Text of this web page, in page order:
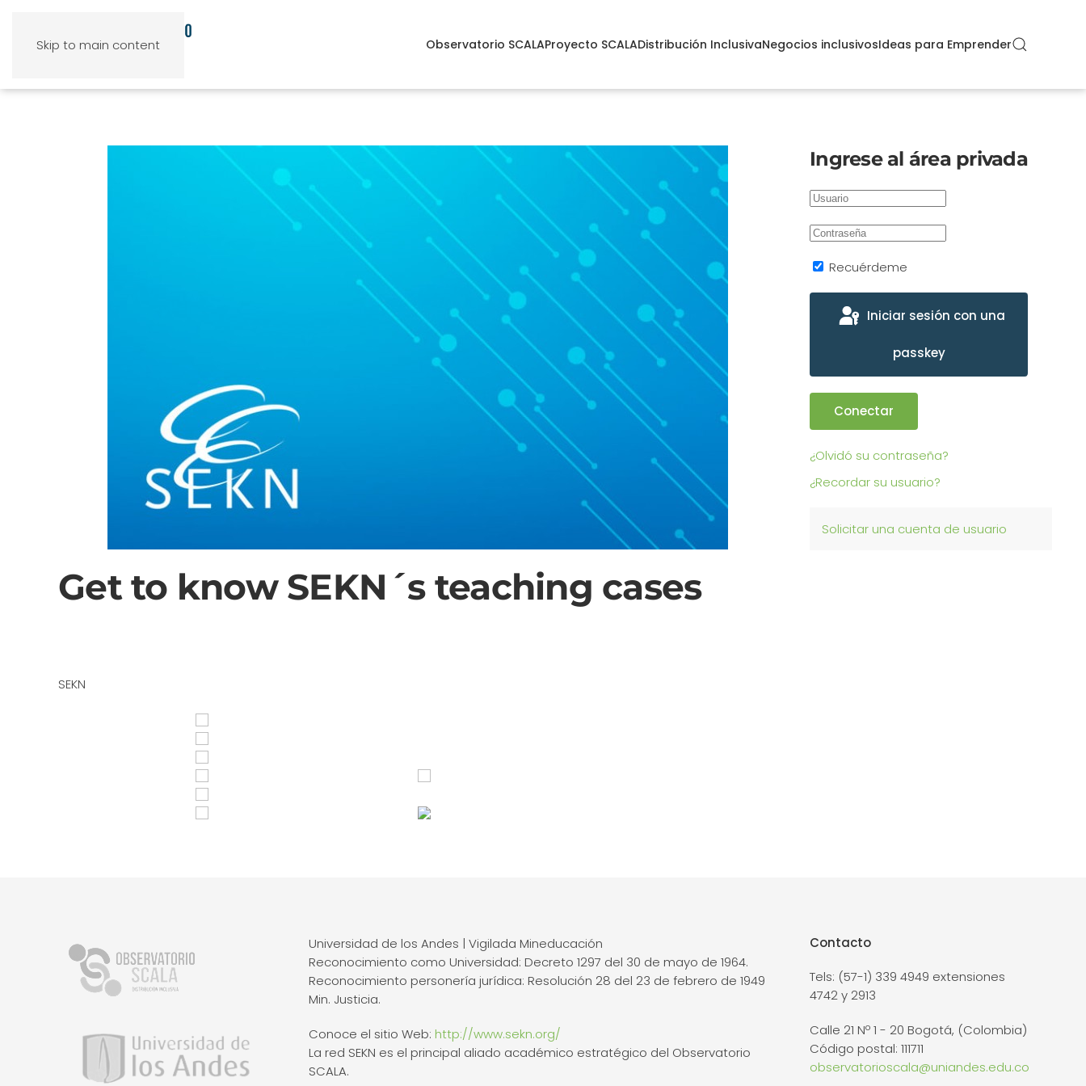
Skip to main content Observatorio SCALAProyecto SCALADistribución InclusivaNegocios inclusivosIdeas para Emprender
Get to know SEKN´s teaching cases
SEKN
Ingrese al área privada
Recuérdeme
passkey
Conectar
¿Olvidó su contraseña?
¿Recordar su usuario?
Solicitar una cuenta de usuario
Universidad de los Andes | Vigilada Mineducación
Reconocimiento como Universidad: Decreto 1297 del 30 de mayo de 1964.
Reconocimiento personería jurídica: Resolución 28 del 23 de febrero de 1949
Min. Justicia.
Conoce el sitio Web: http://www.sekn.org/
La red SEKN es el principal aliado académico estratégico del Observatorio
SCALA.
Contacto
Tels: (57-1) 339 4949 extensiones
4742 y 2913
Calle 21 Nº 1 - 20 Bogotá, (Colombia)
Código postal: 111711
observatorioscala@uniandes.edu.co